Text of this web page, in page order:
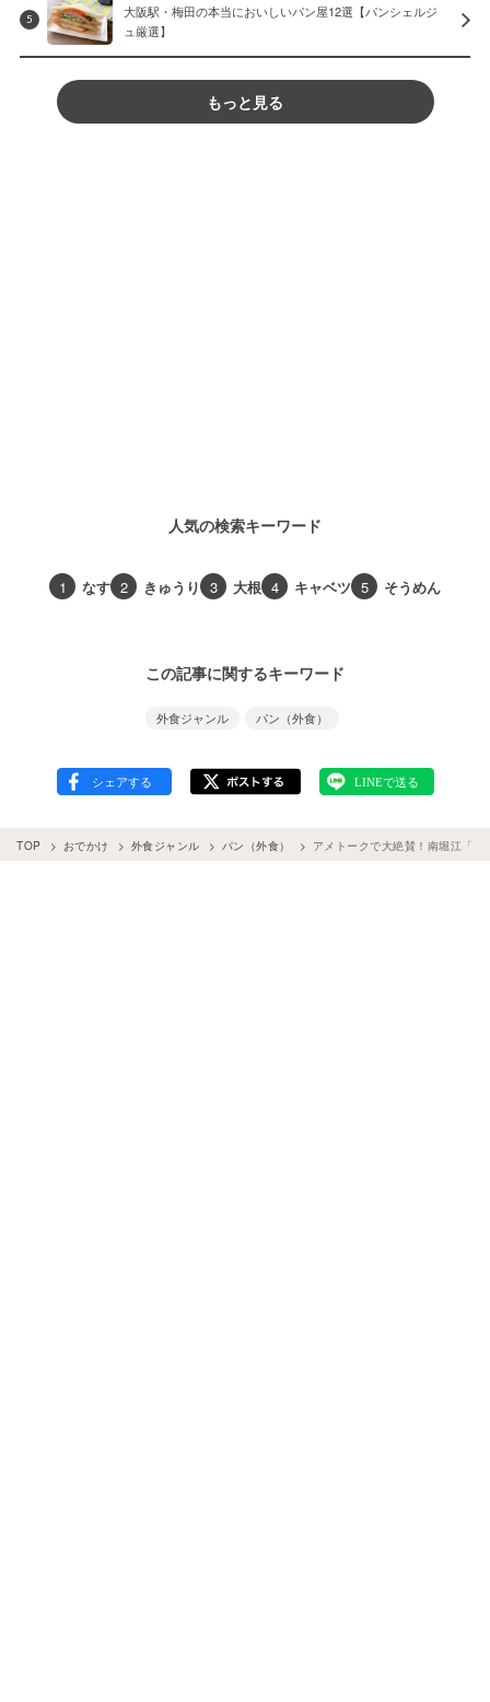
5
大阪駅・梅田の本当においしいパン屋12選【パンシェルジ
ュ厳選】
もっと見る
人気の検索キーワード
1 なす 2 きゅうり 3 大根 4 キャベツ 5 そうめん
この記事に関するキーワード
外食ジャンル パン（外食）
TOP おでかけ 外食ジャンル パン（外食） アメトークで大絶賛！南堀江「